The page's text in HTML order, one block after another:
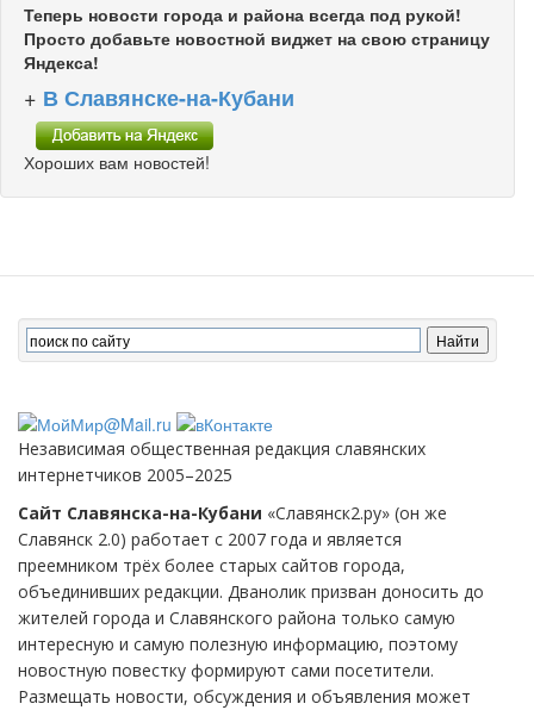
Теперь новости города и района всегда под рукой!
Просто добавьте новостной виджет на свою страницу
Яндекса!
+ В Славянске-на-Кубани
Хороших вам новостей!
Независимая общественная редакция славянских
интернетчиков 2005–2025
Сайт Славянска-на-Кубани «Славянск2.ру» (он же
Славянск 2.0) работает с 2007 года и является
преемником трёх более старых сайтов города,
объединивших редакции. Дванолик призван доносить до
жителей города и Славянского района только самую
интересную и самую полезную информацию, поэтому
новостную повестку формируют сами посетители.
Размещать новости, обсуждения и объявления может